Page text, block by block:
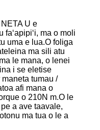
U e
faʻapipiʻi, ma o moli
uma e lua.O foliga
ma sili atu
le mana, o lenei
i se eletise
tumau /
afi mana o
o 210N m.O le
a ave taavale,
ma tua o le a